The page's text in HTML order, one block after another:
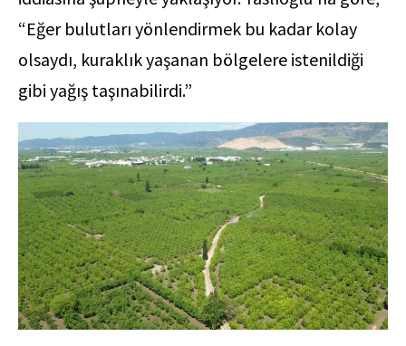
“Eğer bulutları yönlendirmek bu kadar kolay
olsaydı, kuraklık yaşanan bölgelere istenildiği
gibi yağış taşınabilirdi.”